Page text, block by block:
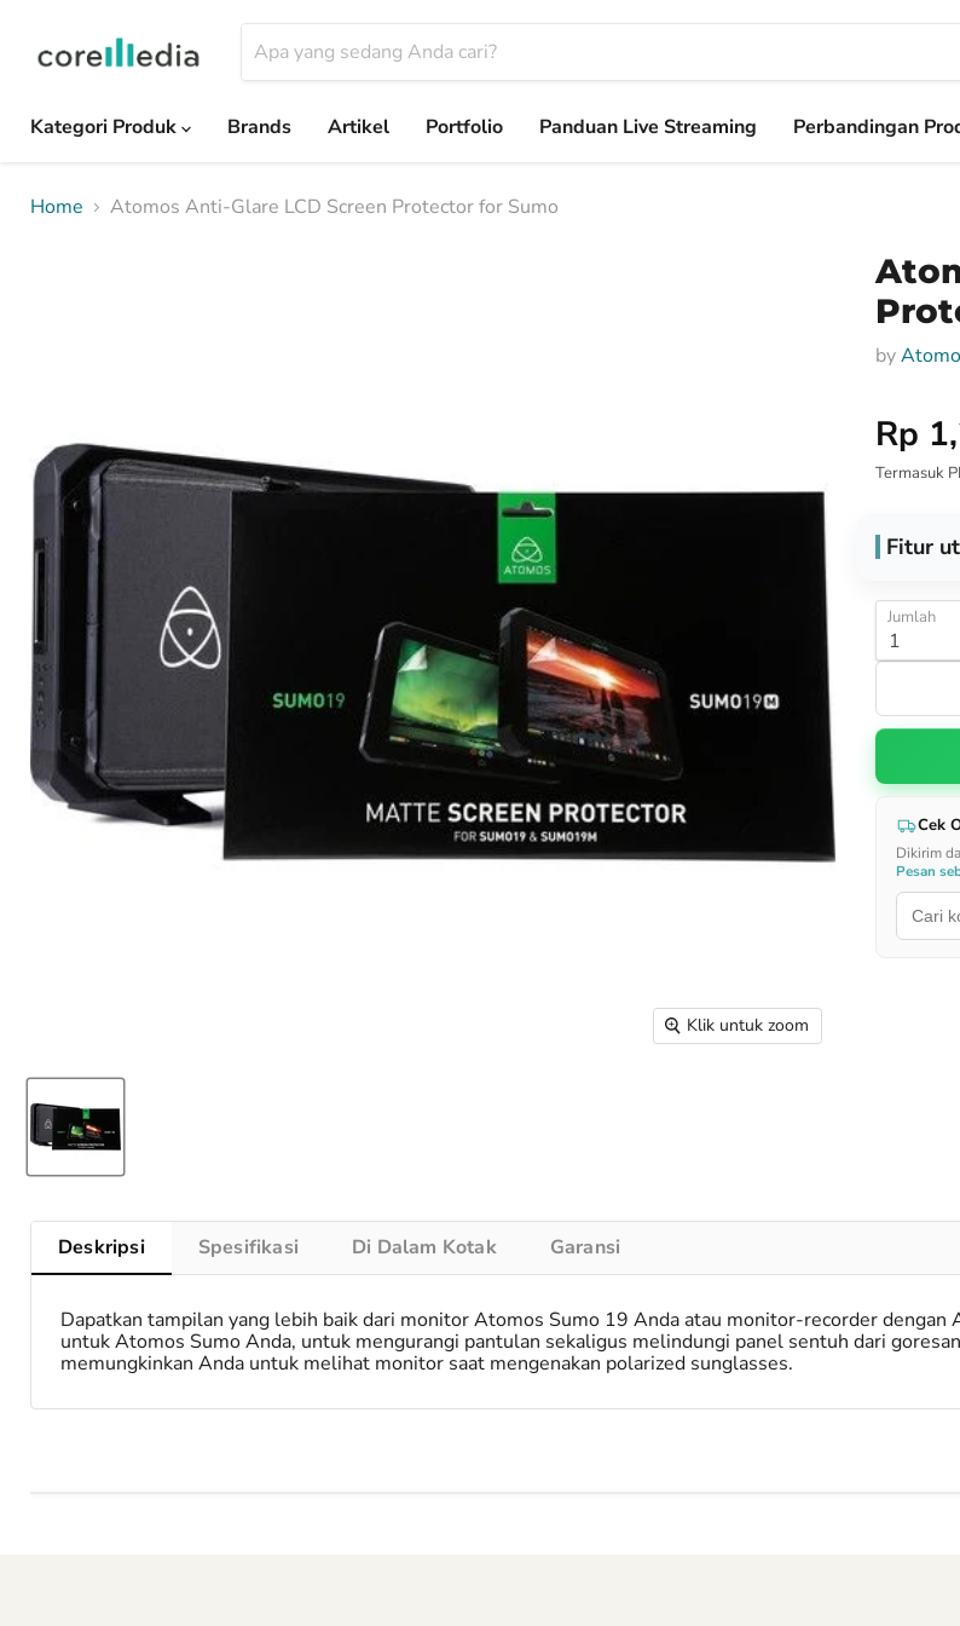
Kategori Produk
Brands Artikel Portfolio Panduan Live Streaming Perbandingan
Home Atomos Anti-Glare LCD Screen Protector for Sumo
Klik untuk zoom
by
Harga
Rp
Termasuk
Fitur
Jumlah
Cek
Dikirim
Pesan
Deskripsi Spesifikasi Di Dalam Kotak Garansi
Dapatkan tampilan yang lebih baik dari monitor Atomos Sumo 19 Anda atau monitor-recorder
untuk Atomos Sumo Anda, untuk mengurangi pantulan sekaligus melindungi panel sentuh dari
memungkinkan Anda untuk melihat monitor saat mengenakan polarized sunglasses.